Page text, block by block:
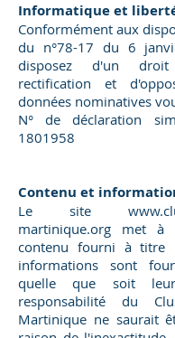
Informatique et
Conformément aux
du n°78-17 du 6
disposez d'un
rectification et
données nominatives
N° de déclaration
1801958
Contenu et
Le site
martinique.org met à
contenu fourni à titre
informations sont
quelle que soit
responsabilité du
Martinique ne saurait